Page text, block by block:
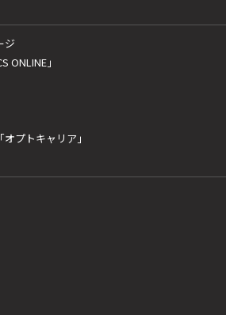
ジ
ONLINE」
プトキャリア」